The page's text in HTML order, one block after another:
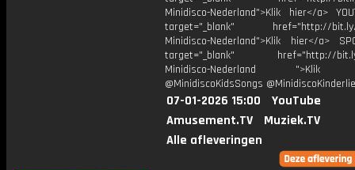
Minidisco-Nederland">Klik hier</a>
target="_blank" href="http://bit.ly/
Minidisco-Nederland">Klik hier</a>
target="_blank" href="http://
Minidisco-Nederland ">Klik
@MinidiscoKidsSongs
07-01-2026 15:00
YouTube
Amusement.TV
Muziek.TV
Alle afleveringen